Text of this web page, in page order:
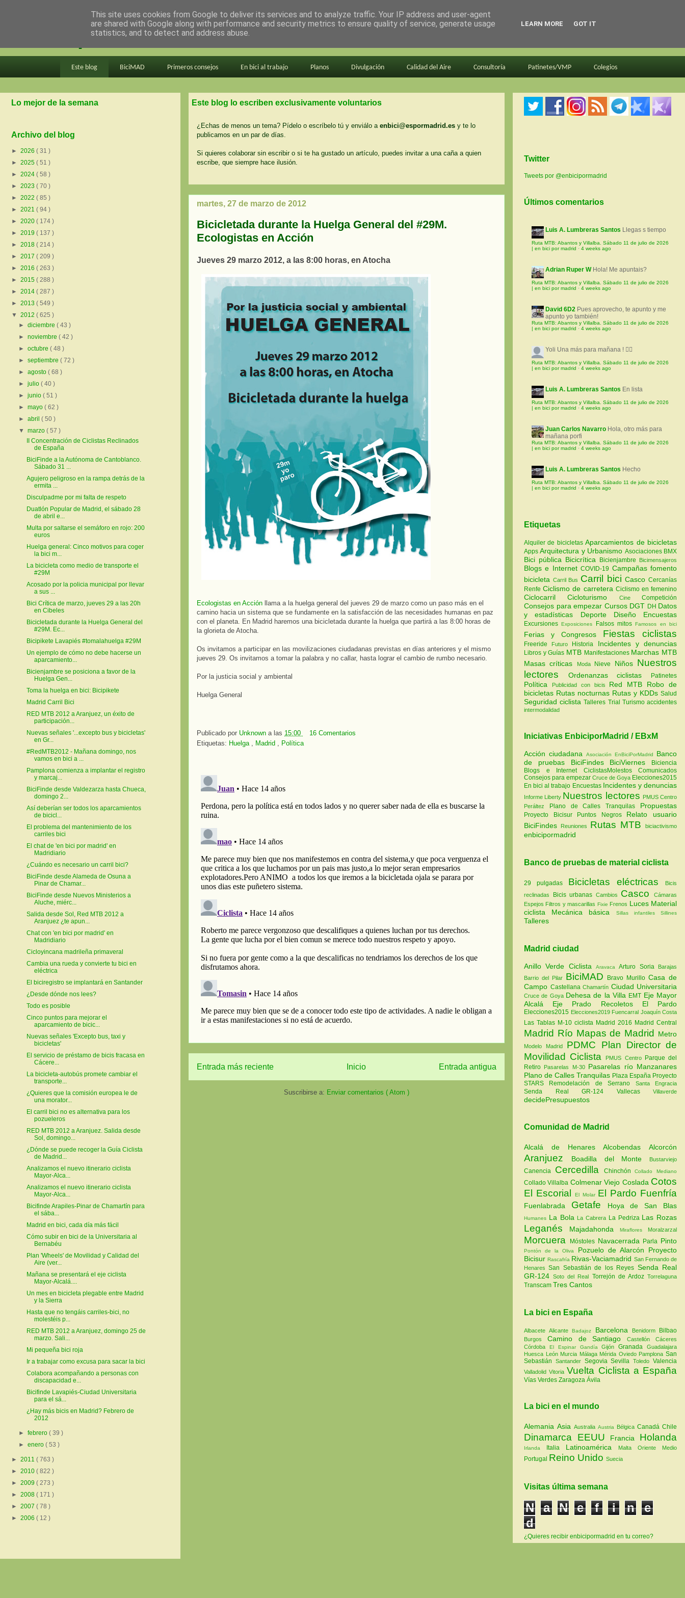
en bici por madrid
Este blog BiciMAD Primeros consejos En bici al trabajo Planos Divulgación Calidad del Aire Consultoría Patinetes/VMP Colegios
Este blog lo escriben exclusivamente voluntarios
¿Echas de menos un tema? Pídelo o escríbelo tú y enviálo a enbici@espormadrid.es y te lo
publicamos en un par de días.
Si quieres colaborar sin escribir o si te ha gustado un artículo, puedes invitar a una caña a quien
escribe, que siempre hace ilusión.
martes, 27 de marzo de 2012
Bicicletada durante la Huelga General del #29M.
Ecologistas en Acción
Jueves 29 marzo 2012, a las 8:00 horas, en Atocha
Ecologistas en Acción llama a la huelga general del jueves 29 de marzo como un paso más en el
camino hacia un sistema que se fundamente en la satisfacción de las necesidades humanas en paz
con el planeta. En Madrid haremos una bicicletada durante la huelga que partirá a las 8:00 horas de
la glorieta de Atocha.
Os invitamos a participar en las movilizaciones ciudadanas previstas en días anteriores y el mismo
jueves 29. Os invitamos a tomar la palabra y no callar, hasta lograr el cambio de rumbo necesario.
Por la justicia social y ambiental
Huelga General
Publicado por Unknown a las 15:00
16 Comentarios
Etiquetas: Huelga Madrid Política
Entrada más reciente Entrada antigua
Inicio
Suscribirse a: Enviar comentarios ( Atom )
Lo mejor de la semana
Archivo del blog
► 2026 ( 31 )
► 2025 ( 51 )
► 2024 ( 58 )
► 2023 ( 70 )
► 2022 ( 85 )
► 2021 ( 94 )
► 2020 ( 174 )
► 2019 ( 137 )
► 2018 ( 214 )
► 2017 ( 209 )
► 2016 ( 263 )
► 2015 ( 288 )
► 2014 ( 287 )
► 2013 ( 549 )
▼ 2012 ( 625 )
►diciembre( 43 )
►noviembre( 42 )
►octubre( 48 )
►septiembre( 72 )
►agosto( 68 )
►julio( 40 )
►junio( 51 )
►mayo( 62 )
►abril( 50 )
▼marzo( 57 )
II Concentración de Ciclistas Reclinados
de España
BiciFinde a la Autónoma de Cantoblanco.
Sábado 31 ...
Agujero peligroso en la rampa detrás de la
ermita ...
Disculpadme por mi falta de respeto
Duatlón Popular de Madrid, el sábado 28
de abril e...
Multa por saltarse el semáforo en rojo: 200
euros
Huelga general: Cinco motivos para coger
la bici m...
La bicicleta como medio de transporte el
#29M
Acosado por la policia municipal por llevar
a sus ...
Bici Crítica de marzo, jueves 29 a las 20h
en Cibeles
Bicicletada durante la Huelga General del
#29M. Ec...
Bicipikete Lavapiés #tomalahuelga #29M
Un ejemplo de cómo no debe hacerse un
aparcamiento...
Bicienjambre se posiciona a favor de la
Huelga Gen...
Toma la huelga en bici: Bicipikete
Madrid Carril Bici
RED MTB 2012 a Aranjuez, un éxito de
participación...
Nuevas señales '...excepto bus y bicicletas'
en Gr...
#RedMTB2012 - Mañana domingo, nos
vamos en bici a ...
Pamplona comienza a implantar el registro
y marcaj...
BiciFinde desde Valdezarza hasta Chueca,
domingo 2...
Así deberían ser todos los aparcamientos
de bicicl...
El problema del mantenimiento de los
carriles bici
El chat de 'en bici por madrid' en
Madridiario
¿Cuándo es necesario un carril bici?
BiciFinde desde Alameda de Osuna a
Pinar de Chamar...
BiciFinde desde Nuevos Ministerios a
Aluche, miérc...
Salida desde Sol, Red MTB 2012 a
Aranjuez ¿te apun...
Chat con 'en bici por madrid' en
Madridiario
Cicloyincana madrileña primaveral
Cambia una rueda y convierte tu bici en
eléctrica
El biciregistro se implantará en Santander
¿Desde dónde nos lees?
Todo es posible
Cinco puntos para mejorar el
aparcamiento de bicic...
Nuevas señales 'Excepto bus, taxi y
bicicletas'
El servicio de préstamo de bicis fracasa en
Cácere...
La bicicleta-autobús promete cambiar el
transporte...
¿Quieres que la comisión europea le de
una morator...
El carril bici no es alternativa para los
pozueleros
RED MTB 2012 a Aranjuez. Salida desde
Sol, domingo...
¿Dónde se puede recoger la Guía Ciclista
de Madrid...
Analizamos el nuevo itinerario ciclista
Mayor-Alca...
Analizamos el nuevo itinerario ciclista
Mayor-Alca...
Bicifinde Arapiles-Pinar de Chamartín para
el sába...
Madrid en bici, cada día más fácil
Cómo subir en bici de la Universitaria al
Bernabéu
Plan 'Wheels' de Movilidad y Calidad del
Aire (ver...
Mañana se presentará el eje ciclista
Mayor-Alcalá....
Un mes en bicicleta plegable entre Madrid
y la Sierra
Hasta que no tengáis carriles-bici, no
molestéis p...
RED MTB 2012 a Aranjuez, domingo 25 de
marzo. Sali...
Mi pequeña bici roja
Ir a trabajar como excusa para sacar la bici
Colabora acompañando a personas con
discapacidad e...
Bicifinde Lavapiés-Ciudad Universitaria
para el sá...
¿Hay más bicis en Madrid? Febrero de
2012
►febrero( 39 )
►enero( 53 )
► 2011 ( 763 )
► 2010 ( 822 )
► 2009 ( 273 )
► 2008 ( 171 )
► 2007 ( 78 )
► 2006 ( 12 )
Twitter
Tweets por @enbicipormadrid
Últimos comentarios
Luis A. Lumbreras Santos Llegas s tiempo
Ruta MTB: Abantos y Villalba. Sábado 11 de julio de 2026
| en bici por madrid · 4 weeks ago
Adrian Ruper W Hola! Me apuntais?
Ruta MTB: Abantos y Villalba. Sábado 11 de julio de 2026
| en bici por madrid · 4 weeks ago
David 6D2 Pues aprovecho, te apunto y me
apunto yo también!
Ruta MTB: Abantos y Villalba. Sábado 11 de julio de 2026
| en bici por madrid · 4 weeks ago
Yoli Una más para mañana ! 🚵‍♀️
Ruta MTB: Abantos y Villalba. Sábado 11 de julio de 2026
| en bici por madrid · 4 weeks ago
Luis A. Lumbreras Santos En lista
Ruta MTB: Abantos y Villalba. Sábado 11 de julio de 2026
| en bici por madrid · 4 weeks ago
Juan Carlos Navarro Hola, otro más para
mañana porfi
Ruta MTB: Abantos y Villalba. Sábado 11 de julio de 2026
| en bici por madrid · 4 weeks ago
Luis A. Lumbreras Santos Hecho
Ruta MTB: Abantos y Villalba. Sábado 11 de julio de 2026
| en bici por madrid · 4 weeks ago
Etiquetas
Alquiler de bicicletasAparcamientos de bicicletas
AppsArquitectura y Urbanismo Asociaciones BMX
Bici pública Bicicrítica Bicienjambre Bicimensajeros
Blogs e InternetCOVID-19 Campañas fomento
bicicleta Carril Bus Carril biciCascoCercanías
RenfeCiclismo de carretera Ciclismo en femenino
CiclocarrilCicloturismo CineCompetición
Consejos para empezar Cursos DGT DH Datos
y estadísticas Deporte Diseño Encuestas
ExcursionesExposiciones Falsos mitosFamosos en bici
Ferias y Congresos Fiestas ciclistas
Freeride Futuro Historia Incidentes y denuncias
Libros y Guías MTB Manifestaciones Marchas MTB
Masas críticas
Moda Nieve Niños Nuestros
lectores
Ordenanzas ciclistas Patinetes
Política Publicidad con bicis Red MTB Robo de
bicicletas Rutas nocturnas Rutas y KDDs Salud
Seguridad ciclistaTalleres Trial Turismoaccidentes
intermodalidad
Iniciativas EnbiciporMadrid / EBxM
Acción ciudadana Asociación EnBiciPorMadrid
Banco
de pruebas
BiciFindes BiciViernes
Biciencia
Blogs e Internet
CiclistasMolestos
Comunicados
Consejos para empezar Cruce de Goya Elecciones2015
En bici al trabajo Encuestas Incidentes y denuncias
Informe Liberty Nuestros lectores
PMUS Centro
Peráltez
Plano de Calles Tranquilas Propuestas
Proyecto Bicisur Puntos Negros
Relato usuario
BiciFindes
Reuniones Rutas MTB biciactivismo
enbicipormadrid
Banco de pruebas de material ciclista
29 pulgadas Bicicletas eléctricas
Bicis
reclinadas
Bicis urbanas Cambios Casco
Cámaras
Espejos Filtros y mascarillas Fixie Frenos Luces Material
ciclista
Mecánica básica Sillas infantiles Sillines
Talleres
Madrid ciudad
Anillo Verde Ciclista AravacaArturo Soria
Barajas
Barrio del Pilar BiciMAD Bravo MurilloCasa de
Campo Castellana Chamartín Ciudad Universitaria
Cruce de Goya Dehesa de la Villa EMT Eje Mayor
Alcalá Eje Prado Recoletos El Pardo
Elecciones2015 Elecciones2019 Fuencarral Joaquín Costa
Las Tablas M-10 ciclista Madrid 2016 Madrid Central
Madrid Río Mapas de Madrid Metro
Modelo Madrid PDMC Plan Director de
Movilidad Ciclista
PMUS Centro Parque del
Retiro Pasarelas M-30 Pasarelas río Manzanares
Plano de Calles Tranquilas Plaza España Proyecto
STARS Remodelación de Serrano Santa Engracia
Senda Real GR-124 Vallecas Villaverde
decidePresupuestos
Comunidad de Madrid
Alcalá de HenaresAlcobendas Alcorcón
Aranjuez Boadilla del Monte Bustarviejo
Canencia Cercedilla ChinchónCollado Mediano
Collado Villalba Colmenar Viejo Coslada Cotos
El EscorialEl Molar El Pardo Fuenfría
Fuenlabrada Getafe Hoya de San Blas
Humanes La Bola La Cabrera La Pedriza Las Rozas
Leganés Majadahonda Miraflores Moralzarzal
Morcuera Móstoles Navacerrada Parla Pinto
Pontón de la Oliva Pozuelo de Alarcón Proyecto
BicisurRascafría Rivas-Vaciamadrid San Fernando de
HenaresSan Sebastián de los Reyes Senda Real
GR-124Soto del Real Torrejón de ArdozTorrelaguna
Transcam Tres Cantos
La bici en España
AlbaceteAlicanteBadajoz Barcelona Benidorm Bilbao
Burgos Camino de SantiagoCastellónCáceres
Córdoba El Espinar GandíaGijónGranadaGuadalajara
Huesca León Murcia Málaga Mérida Oviedo PamplonaSan
Sebastián Santander SegoviaSevillaToledoValencia
ValladolidVitoria Vuelta Ciclista a España
Vías Verdes Zaragoza Ávila
La bici en el mundo
Alemania Asia Australia Austria Bélgica Canadá Chile
Dinamarca EEUU Francia Holanda
Irlanda Italia Latinoamérica Malta Oriente Medio
Portugal Reino Unido Suecia
Visitas última semana
N a N e f i n
e
d
¿Quieres recibir enbicipormadrid en tu correo?
This site uses cookies from Google to deliver its services and to analyze traffic. Your IP address and user-agent
are shared with Google along with performance and security metrics to ensure quality of service, generate usage
statistics, and to detect and address abuse.
LEARN MORE GOT IT